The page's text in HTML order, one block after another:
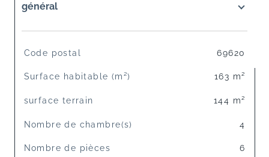
général
TRAD_SIROCCO_Caracteristique
Code postal 69620
Surface habitable (m²) 163 m²
surface terrain 144 m²
Nombre de chambre(s) 4
Nombre de pièces 6